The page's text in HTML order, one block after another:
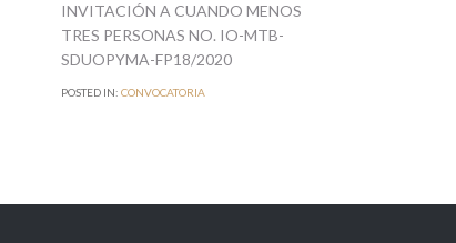
INVITACIÓN A CUANDO MENOS
TRES PERSONAS NO. IO-MTB-
SDUOPYMA-FP18/2020
POSTED IN: CONVOCATORIA